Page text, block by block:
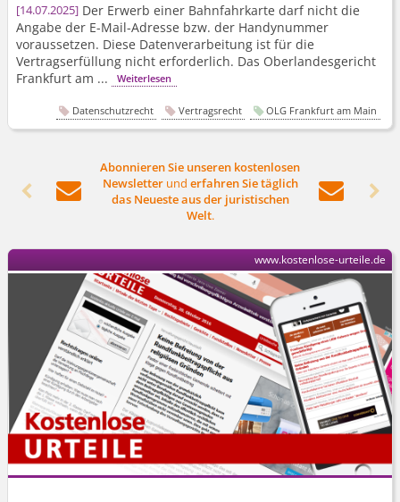
14.07.2025 Der Erwerb einer Bahnfahrkarte darf nicht die
Angabe der E-Mail-Adresse bzw. der Handynummer
voraussetzen. Diese Datenverarbeitung ist für die
Vertragserfüllung nicht erforderlich. Das Oberlandesgericht
Frankfurt am ...
Weiterlesen
Datenschutzrecht Vertragsrecht OLG Frankfurt am Main
 
Abonnieren Sie unseren kostenlosen
Newsletterund erfahren Sie täglich
das Neueste aus der juristischen
Welt.
 
www.kostenlose-urteile.de